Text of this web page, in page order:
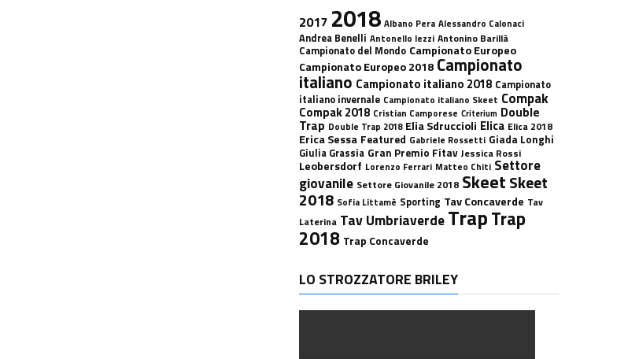
2017 2018 Albano Pera Alessandro Calonaci
Andrea Benelli Antonello Iezzi Antonino Barillà
Campionato del Mondo Campionato Europeo
Campionato Europeo 2018 Campionato
italiano Campionato italiano 2018 Campionato
italiano invernale Campionato italiano Skeet Compak
Compak 2018 Cristian Camporese Criterium Double
Trap Double Trap 2018 Elia Sdruccioli Elica Elica 2018
Erica Sessa Featured Gabriele Rossetti Giada Longhi
Giulia Grassia Gran Premio Fitav Jessica Rossi
Leobersdorf Lorenzo Ferrari Matteo Chiti Settore
giovanile Settore Giovanile 2018 SkeetSkeet
2018 Sofia Littamè Sporting Tav Concaverde Tav
Laterina Tav UmbriaverdeTrapTrap
2018 Trap Concaverde
LO STROZZATORE BRILEY